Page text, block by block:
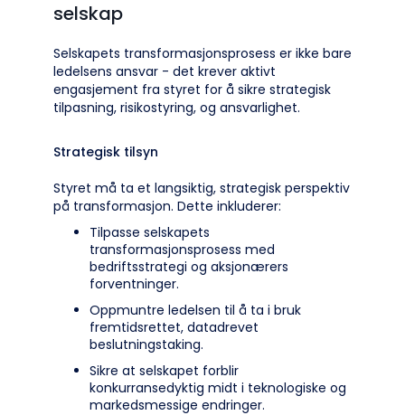
selskap
Selskapets transformasjonsprosess er ikke bare
ledelsens ansvar - det krever aktivt
engasjement fra styret for å sikre strategisk
tilpasning, risikostyring, og ansvarlighet.
Strategisk tilsyn
Styret må ta et langsiktig, strategisk perspektiv
på transformasjon. Dette inkluderer:
Tilpasse selskapets
transformasjonsprosess med
bedriftsstrategi og aksjonærers
forventninger.
Oppmuntre ledelsen til å ta i bruk
fremtidsrettet, datadrevet
beslutningstaking.
Sikre at selskapet forblir
konkurransedyktig midt i teknologiske og
markedsmessige endringer.